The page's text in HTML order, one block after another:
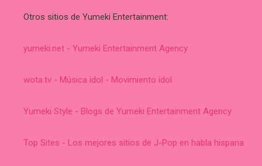
Otros sitios de Yumeki Entertainment:
yumeki.net - Yumeki Entertainment Agency
wota.tv - Música idol - Movimiento idol
Yumeki Style - Blogs de Yumeki Entertainment Agency
Top Sites - Los mejores sitios de J-Pop en habla hispana